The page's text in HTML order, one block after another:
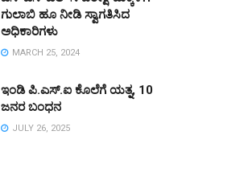
ಗುಲಾಬಿ ಹೂ ನೀಡಿ ಸ್ವಾಗತಿಸಿದ
ಅಧಿಕಾರಿಗಳು
MARCH 25, 2024
ಇಂಡಿ ಪಿ.ಎಸ್.ಐ ಕೊಲೆಗೆ ಯತ್ನ, 10
ಜನರ ಬಂಧನ
JULY 26, 2025